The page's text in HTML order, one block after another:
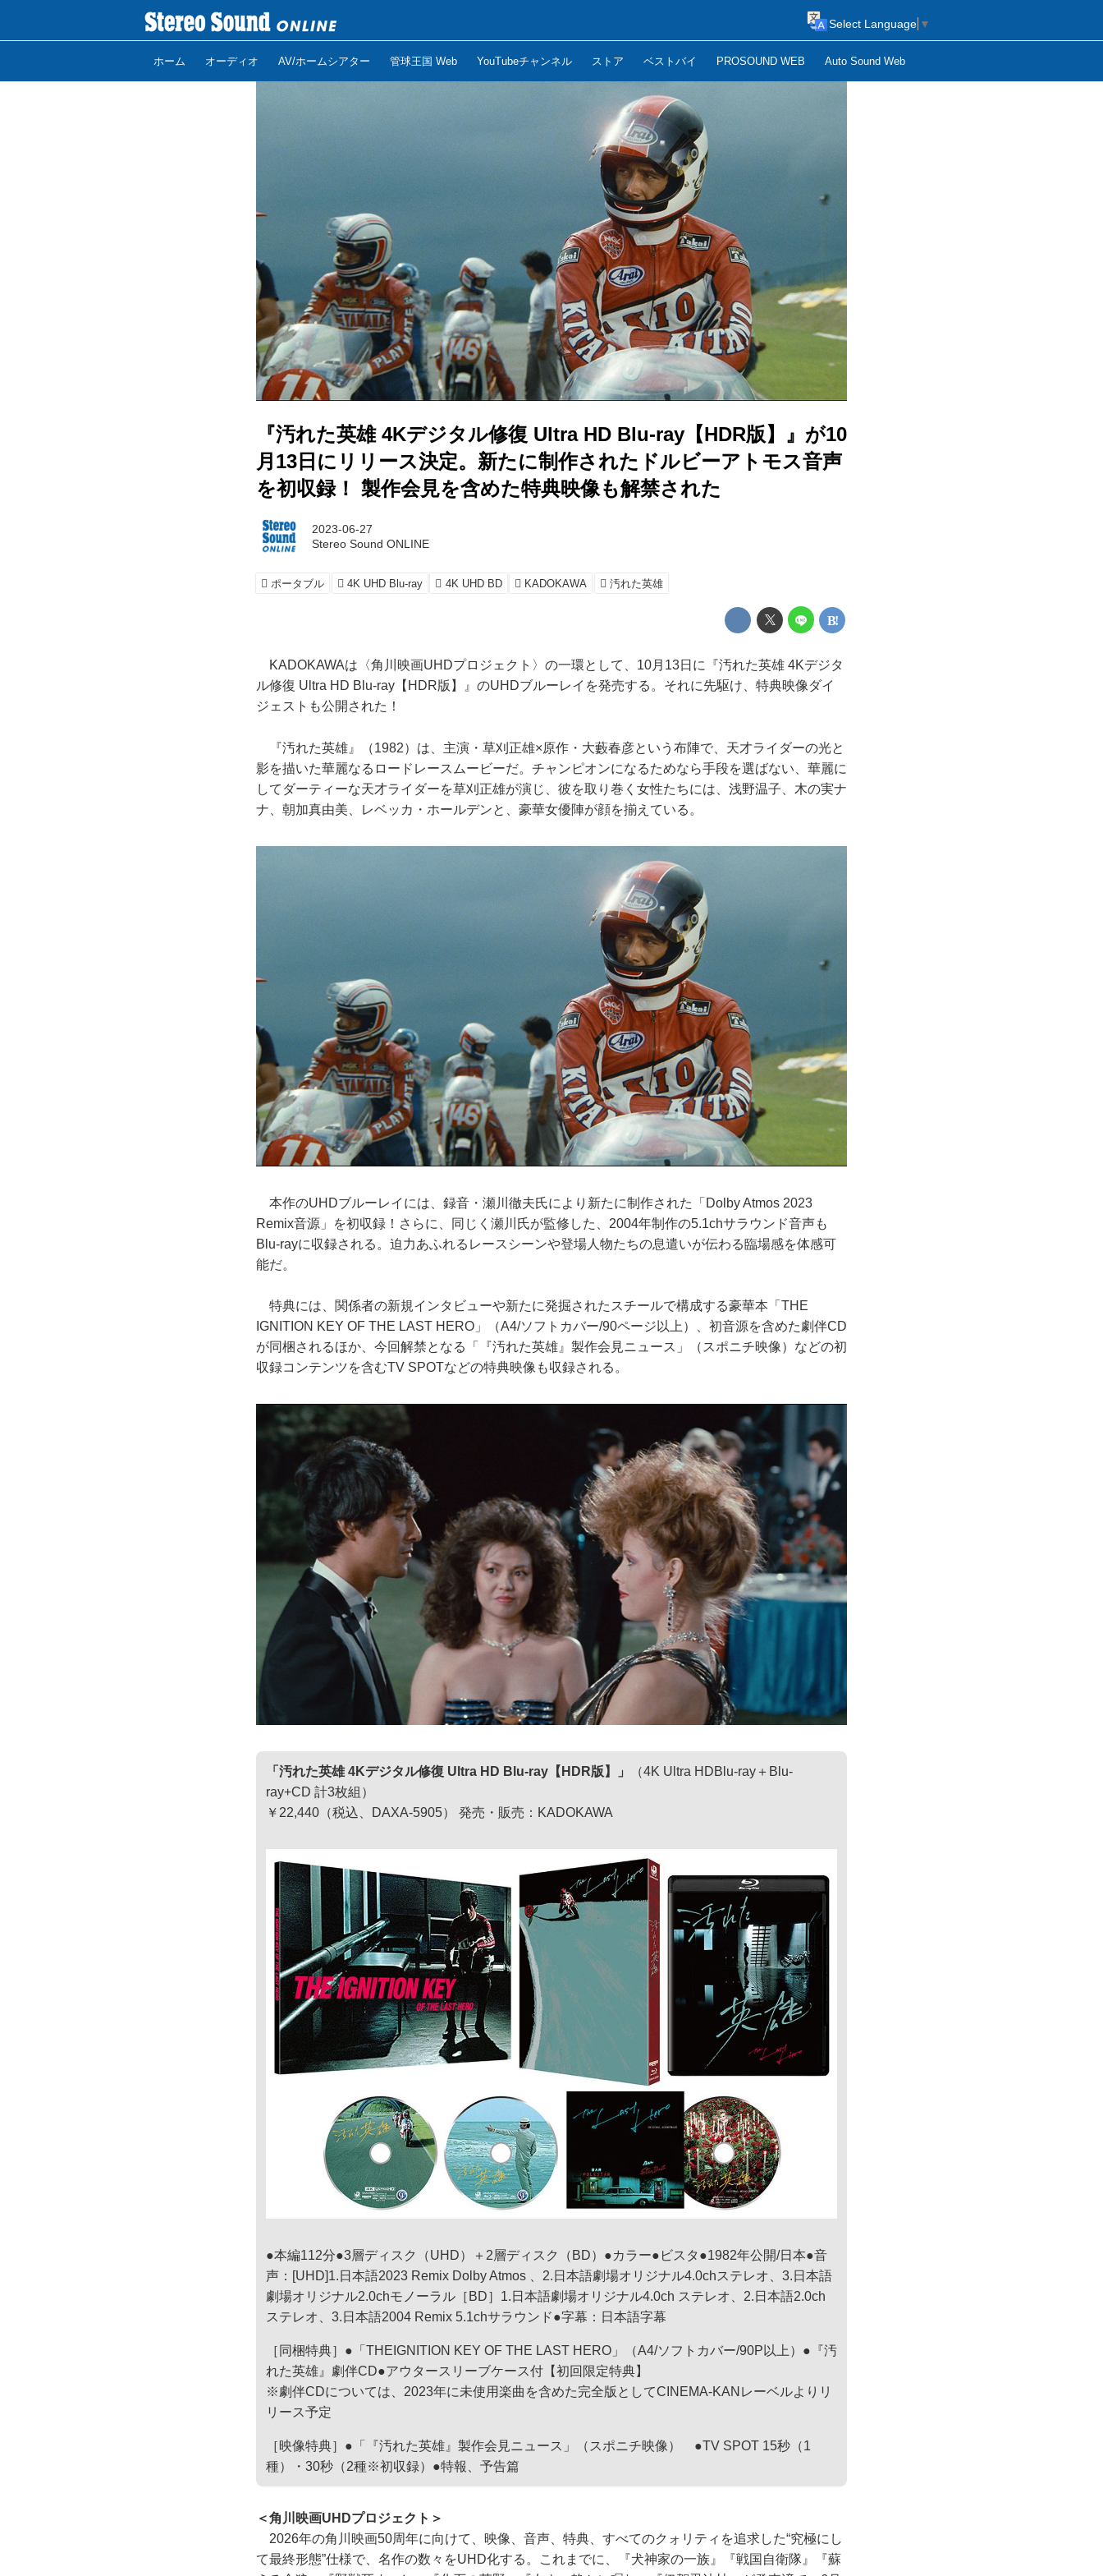
ホーム オーディオ AV/ホームシアター 管球王国 Web YouTubeチャンネル ストア ベストバイ PROSOUND WEB Auto Sound Web
Select Language ▼
『汚れた英雄 4Kデジタル修復 Ultra HD Blu-ray【HDR版】』が10
月13日にリリース決定。新たに制作されたドルビーアトモス音声
を初収録！ 製作会見を含めた特典映像も解禁された
2023-06-27
Stereo Sound ONLINE
ポータブル 4K UHD Blu-ray 4K UHD BD KADOKAWA 汚れた英雄
KADOKAWAは〈角川映画UHDプロジェクト〉の一環として、10月13日に『汚れた英雄 4Kデジタ
ル修復 Ultra HD Blu-ray【HDR版】』のUHDブルーレイを発売する。それに先駆け、特典映像ダイ
ジェストも公開された！
『汚れた英雄』（1982）は、主演・草刈正雄×原作・大藪春彦という布陣で、天才ライダーの光と
影を描いた華麗なるロードレースムービーだ。チャンピオンになるためなら手段を選ばない、華麗に
してダーティーな天才ライダーを草刈正雄が演じ、彼を取り巻く女性たちには、浅野温子、木の実ナ
ナ、朝加真由美、レベッカ・ホールデンと、豪華女優陣が顔を揃えている。
本作のUHDブルーレイには、録音・瀬川徹夫氏により新たに制作された「Dolby Atmos 2023
Remix音源」を初収録！さらに、同じく瀬川氏が監修した、2004年制作の5.1chサラウンド音声も
Blu-rayに収録される。迫力あふれるレースシーンや登場人物たちの息遣いが伝わる臨場感を体感可
能だ。
特典には、関係者の新規インタビューや新たに発掘されたスチールで構成する豪華本「THE
IGNITION KEY OF THE LAST HERO」（A4/ソフトカバー/90ページ以上）、初音源を含めた劇伴CD
が同梱されるほか、今回解禁となる「『汚れた英雄』製作会見ニュース」（スポニチ映像）などの初
収録コンテンツを含むTV SPOTなどの特典映像も収録される。
「汚れた英雄 4Kデジタル修復 Ultra HD Blu-ray【HDR版】」
（4K Ultra HDBlu-ray＋Blu-
ray+CD 計3枚組）
￥22,440（税込、DAXA-5905） 発売・販売：KADOKAWA
●本編112分●3層ディスク（UHD）＋2層ディスク（BD）●カラー●ビスタ●1982年公開/日本●音
声：[UHD]1.日本語2023 Remix Dolby Atmos 、2.日本語劇場オリジナル4.0chステレオ、3.日本語
劇場オリジナル2.0chモノーラル［BD］1.日本語劇場オリジナル4.0ch ステレオ、2.日本語2.0ch
ステレオ、3.日本語2004 Remix 5.1chサラウンド●字幕：日本語字幕
［同梱特典］●「THEIGNITION KEY OF THE LAST HERO」（A4/ソフトカバー/90P以上）●『汚
れた英雄』劇伴CD●アウタースリーブケース付【初回限定特典】
※劇伴CDについては、2023年に未使用楽曲を含めた完全版としてCINEMA-KANレーベルよりリ
リース予定
［映像特典］●「『汚れた英雄』製作会見ニュース」（スポニチ映像） ●TV SPOT 15秒（1
種）・30秒（2種※初収録）●特報、予告篇
＜角川映画UHDプロジェクト＞
2026年の角川映画50周年に向けて、映像、音声、特典、すべてのクォリティを追求した“究極にし
て最終形態”仕様で、名作の数々をUHD化する。これまでに、『犬神家の一族』『戦国自衛隊』『蘇